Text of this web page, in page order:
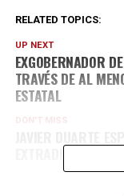
RELATED TOPICS:
UP NEXT
EXGOBERNADOR
TRAVÉS DE AL
ESTATAL
DON'T MISS
EXTRADICIÓN